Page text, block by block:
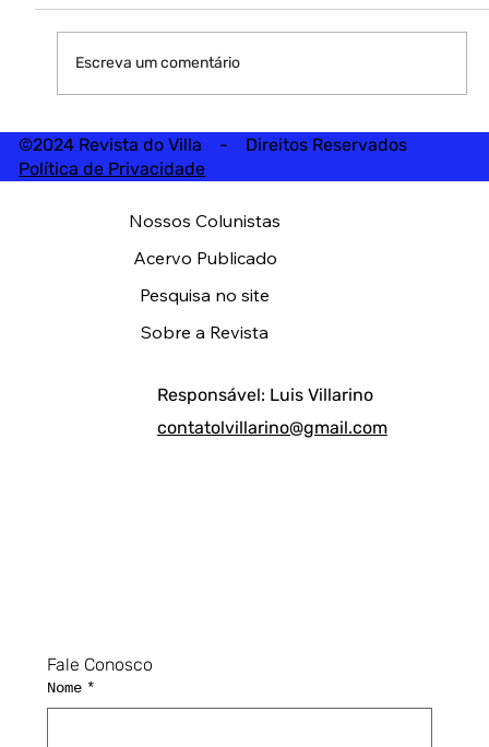
Escreva um comentário
©2024 Revista do Villa - Direitos Reservados
Política de Privacidade
Fale Conosco
Nome *
Responsável: Luis Villarino
contatolvillarino@gmail.com
Nossos Colunistas
Acervo Publicado
Pesquisa no site
Sobre a Revista